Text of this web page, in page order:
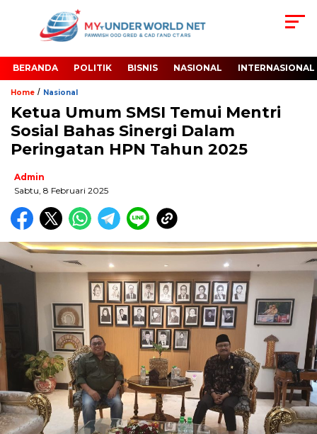
BERANDA POLITIK BISNIS NASIONAL INTERNASIONAL
Home / Nasional
Ketua Umum SMSI Temui Mentri
Sosial Bahas Sinergi Dalam
Peringatan HPN Tahun 2025
Admin
Sabtu, 8 Februari 2025